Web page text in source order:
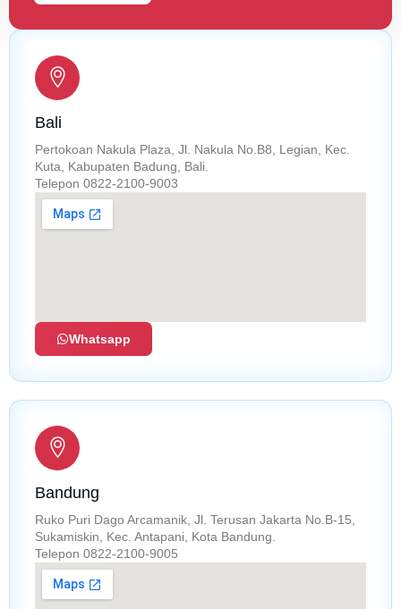
Bali
Pertokoan Nakula Plaza, Jl. Nakula No.B8, Legian, Kec.
Kuta, Kabupaten Badung, Bali.
Telepon 0822-2100-9003
Whatsapp
Bandung
Ruko Puri Dago Arcamanik, Jl. Terusan Jakarta No.B-15,
Sukamiskin, Kec. Antapani, Kota Bandung.
Telepon 0822-2100-9005